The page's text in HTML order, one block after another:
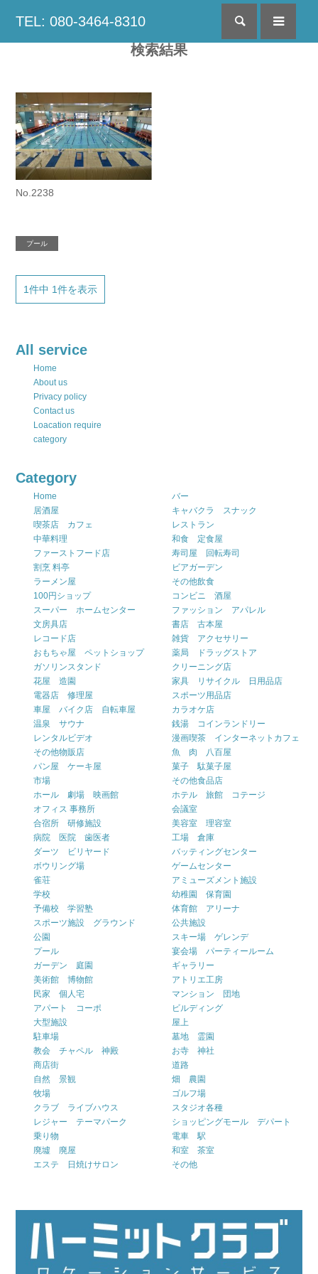
TEL: 080-3464-8310 検索
検索結果
No.2238
プール
1件中 1件を表示
All service
Home
About us
Privacy policy
Contact us
Loacation require
category
Category
Home
バー
居酒屋
キャバクラ スナック
喫茶店 カフェ
レストラン
中華料理
和食 定食屋
ファーストフード店
寿司屋 回転寿司
割烹 料亭
ビアガーデン
ラーメン屋
その他飲食
100円ショップ
コンビニ 酒屋
スーパー ホームセンター
ファッション アパレル
文房具店
書店 古本屋
レコード店
雑貨 アクセサリー
おもちゃ屋 ペットショップ
薬局 ドラッグストア
ガソリンスタンド
クリーニング店
花屋 造園
家具 リサイクル 日用品店
電器店 修理屋
スポーツ用品店
車屋 バイク店 自転車屋
カラオケ店
温泉 サウナ
銭湯 コインランドリー
レンタルビデオ
漫画喫茶 インターネットカフェ
その他物販店
魚 肉 八百屋
パン屋 ケーキ屋
菓子 駄菓子屋
市場
その他食品店
ホール 劇場 映画館
ホテル 旅館 コテージ
オフィス 事務所
会議室
合宿所 研修施設
美容室 理容室
病院 医院 歯医者
工場 倉庫
ダーツ ビリヤード
バッティングセンター
ボウリング場
ゲームセンター
雀荘
アミューズメント施設
学校
幼稚園 保育園
予備校 学習塾
体育館 アリーナ
スポーツ施設 グラウンド
公共施設
公園
スキー場 ゲレンデ
プール
宴会場 パーティールーム
ガーデン 庭園
ギャラリー
美術館 博物館
アトリエ工房
民家 個人宅
マンション 団地
アパート コーポ
ビルディング
大型施設
屋上
駐車場
墓地 霊園
教会 チャペル 神殿
お寺 神社
商店街
道路
自然 景観
畑 農園
牧場
ゴルフ場
クラブ ライブハウス
スタジオ各種
レジャー テーマパーク
ショッピングモール デパート
乗り物
電車 駅
廃墟 廃屋
和室 茶室
エステ 日焼けサロン
その他